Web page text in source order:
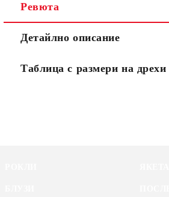
Ревюта
Детайлно описание
Таблица с размери на дрехи